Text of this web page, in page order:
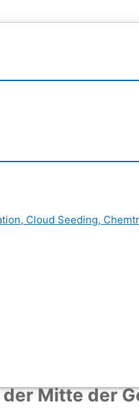
Cloud Seeding,
Mitte der